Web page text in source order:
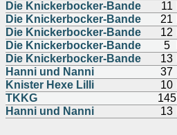
Die Knickerbocker-Bande
11
Die Knickerbocker-Bande
21
Die Knickerbocker-Bande
12
Die Knickerbocker-Bande
5
Die Knickerbocker-Bande
13
Hanni und Nanni
37
Knister Hexe Lilli
10
TKKG
145
Hanni und Nanni
13